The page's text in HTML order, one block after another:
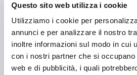
Questo sito web utilizza i cookie
Utilizziamo i cookie per
annunci e per analizzare il nostro
inoltre informazioni sul modo in cui
con i nostri partner che si
web e di pubblicità, i quali
Chiama ora